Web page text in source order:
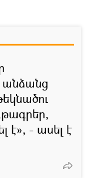
է», - ասել է